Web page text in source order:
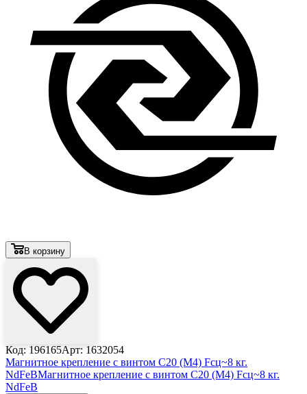
В корзину
Код: 196165Арт: 1632054
Магнитное крепление с винтом С20 (М4) Fсц~8 кг.
NdFeBМагнитное крепление с винтом С20 (М4) Fсц~8 кг.
NdFeB